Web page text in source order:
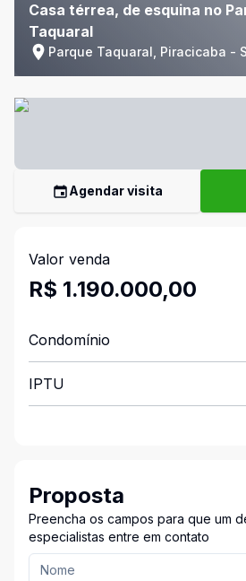
Casa térrea, de esquina no
Taquaral
Parque Taquaral, Piracicaba -
Agendar visita
Valor venda
R$ 1.190.000,00
Condomínio
IPTU
Proposta
Preencha os campos para que um
especialistas entre em contato